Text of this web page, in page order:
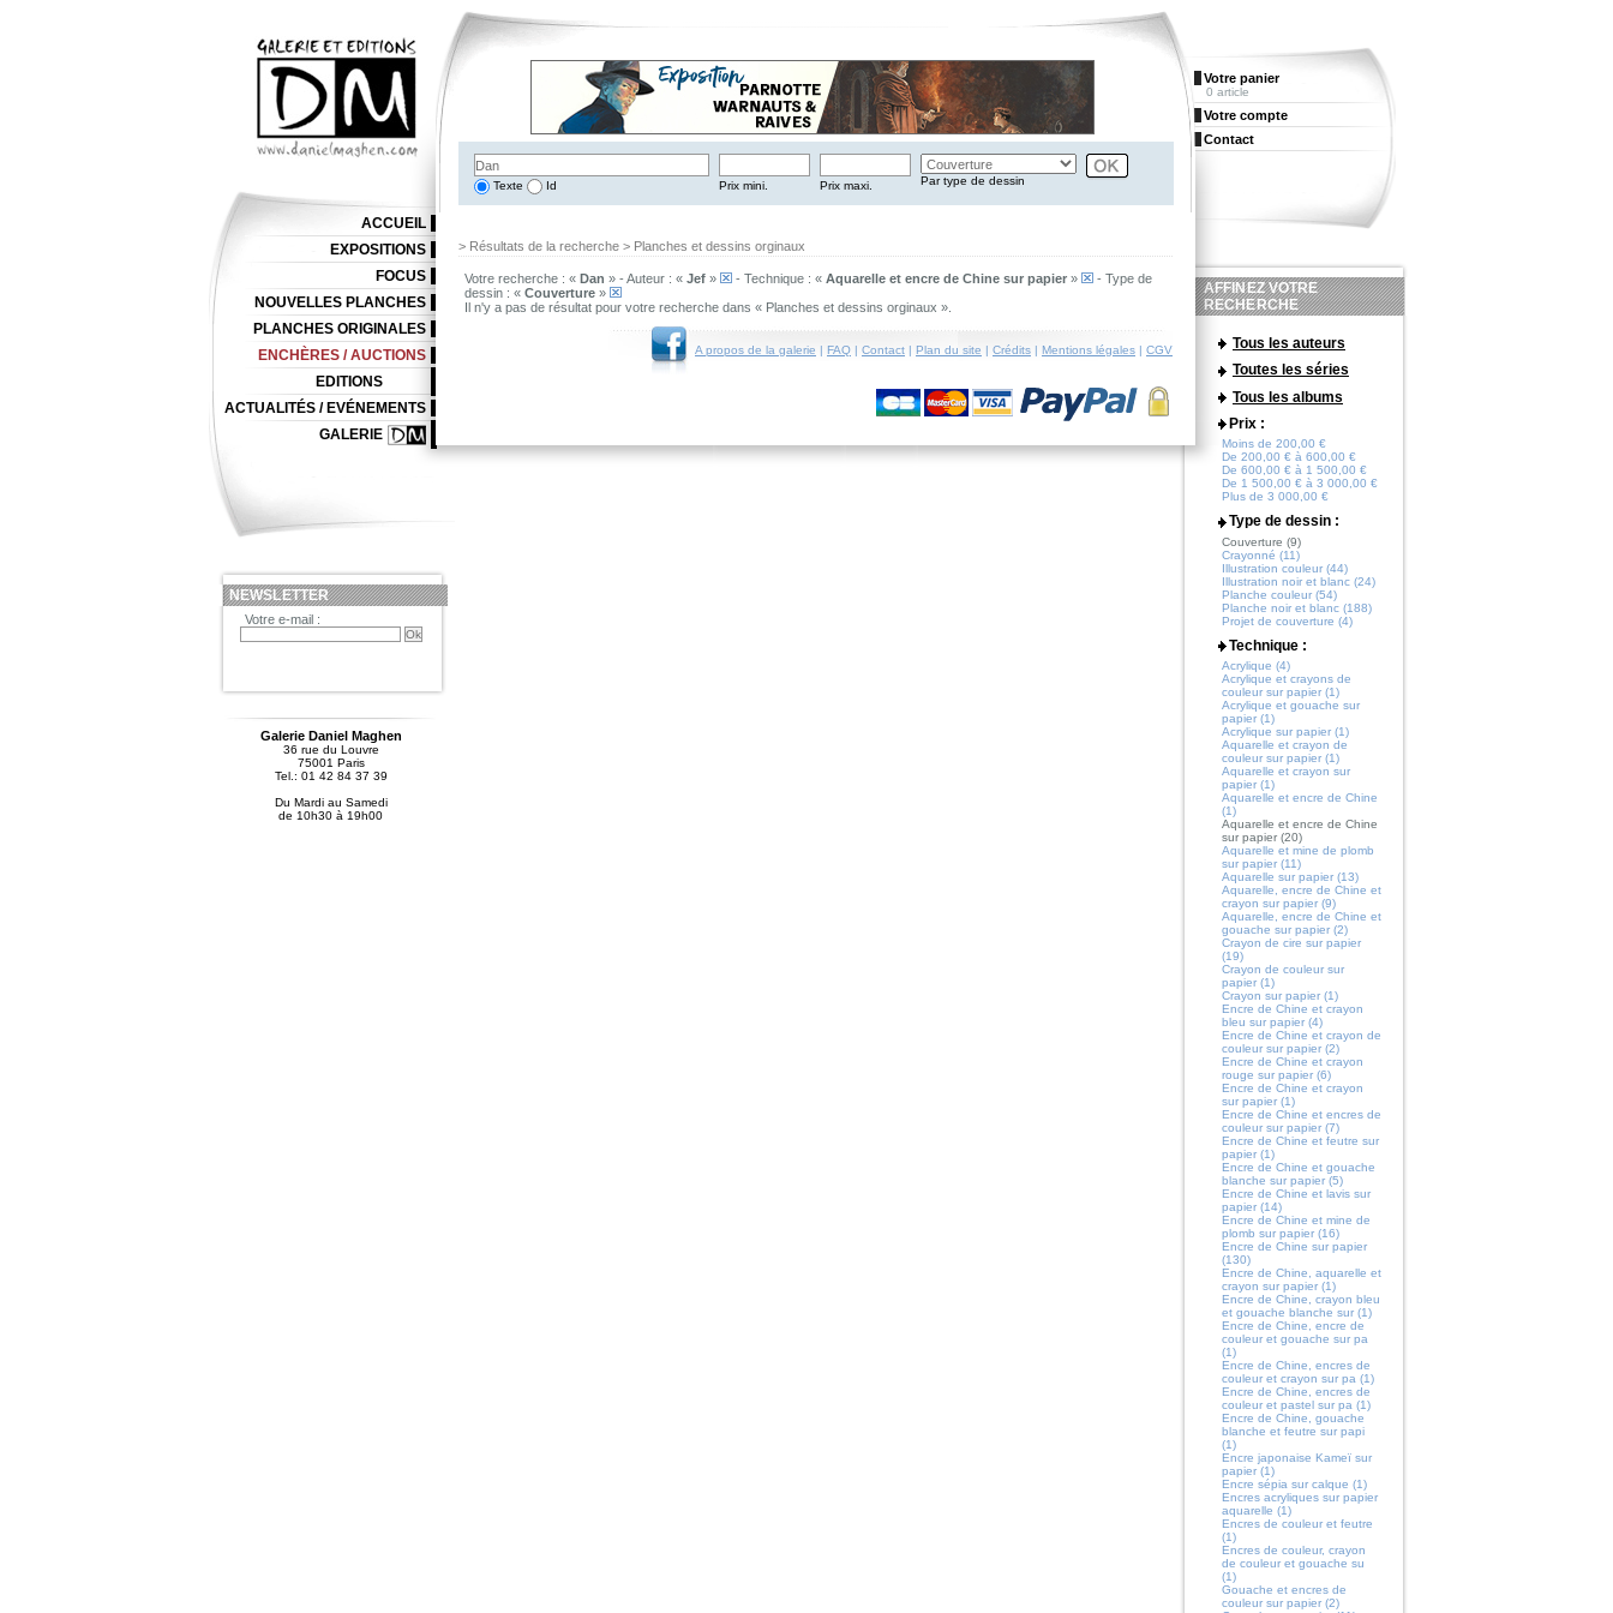
Texte Id Prix mini. Prix maxi. Par type de dessin
> Résultats de la recherche > Planches et dessins orginaux
Votre recherche : « Dan » - Auteur : « Jef » - Technique : « Aquarelle et encre de Chine sur papier »
- Type de
dessin : « Couverture »
Il n'y a pas de résultat pour votre recherche dans « Planches et dessins orginaux ».
A propos de la galerie | FAQ | Contact | Plan du site | Crédits | Mentions légales | CGV
ACCUEIL
EXPOSITIONS
FOCUS
NOUVELLES PLANCHES
PLANCHES ORIGINALES
ENCHÈRES / AUCTIONS
EDITIONS
ACTUALITÉS / EVÉNEMENTS
GALERIE
NEWSLETTER
Votre e-mail :
Galerie Daniel Maghen
36 rue du Louvre
75001 Paris
Tel.: 01 42 84 37 39
Du Mardi au Samedi
de 10h30 à 19h00
Votre panier
0 article
Votre compte
Contact
AFFINEZ VOTRE
RECHERCHE
Tous les auteurs
Toutes les séries
Tous les albums
Prix :
Moins de 200,00 €
De 200,00 € à 600,00 €
De 600,00 € à 1 500,00 €
De 1 500,00 € à 3 000,00 €
Plus de 3 000,00 €
Type de dessin :
Couverture (9)
Crayonné (11)
Illustration couleur (44)
Illustration noir et blanc (24)
Planche couleur (54)
Planche noir et blanc (188)
Projet de couverture (4)
Technique :
Acrylique (4)
Acrylique et crayons de
couleur sur papier (1)
Acrylique et gouache sur
papier (1)
Acrylique sur papier (1)
Aquarelle et crayon de
couleur sur papier (1)
Aquarelle et crayon sur
papier (1)
Aquarelle et encre de Chine
(1)
Aquarelle et encre de Chine
sur papier (20)
Aquarelle et mine de plomb
sur papier (11)
Aquarelle sur papier (13)
Aquarelle, encre de Chine et
crayon sur papier (9)
Aquarelle, encre de Chine et
gouache sur papier (2)
Crayon de cire sur papier
(19)
Crayon de couleur sur
papier (1)
Crayon sur papier (1)
Encre de Chine et crayon
bleu sur papier (4)
Encre de Chine et crayon de
couleur sur papier (2)
Encre de Chine et crayon
rouge sur papier (6)
Encre de Chine et crayon
sur papier (1)
Encre de Chine et encres de
couleur sur papier (7)
Encre de Chine et feutre sur
papier (1)
Encre de Chine et gouache
blanche sur papier (5)
Encre de Chine et lavis sur
papier (14)
Encre de Chine et mine de
plomb sur papier (16)
Encre de Chine sur papier
(130)
Encre de Chine, aquarelle et
crayon sur papier (1)
Encre de Chine, crayon bleu
et gouache blanche sur (1)
Encre de Chine, encre de
couleur et gouache sur pa
(1)
Encre de Chine, encres de
couleur et crayon sur pa (1)
Encre de Chine, encres de
couleur et pastel sur pa (1)
Encre de Chine, gouache
blanche et feutre sur papi
(1)
Encre japonaise Kameï sur
papier (1)
Encre sépia sur calque (1)
Encres acryliques sur papier
aquarelle (1)
Encres de couleur et feutre
(1)
Encres de couleur, crayon
de couleur et gouache su
(1)
Gouache et encres de
couleur sur papier (2)